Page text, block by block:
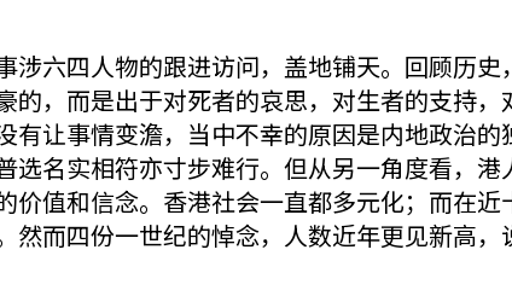
六四人物的跟进访问，盖地铺天。回顾历
，而是出于对死者的哀思，对生者的支持
让事情变澹，当中不幸的原因是内地政治
名实相符亦寸步难行。但从另一角度看，
值和信念。香港社会一直都多元化；而在近
而四份一世纪的悼念，人数近年更见新高